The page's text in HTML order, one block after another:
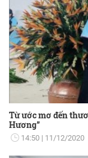
Từ ước mơ đến
Hương”
14:50 11/12/2020